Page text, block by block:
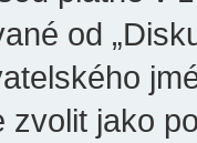
od
zvolit jako